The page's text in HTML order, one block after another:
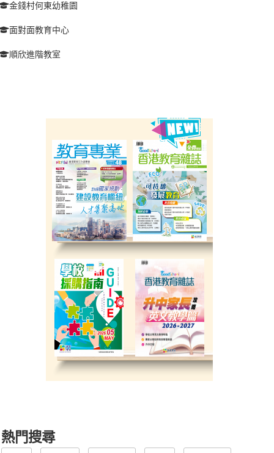
金錢村何東幼稚園
面對面教育中心
順欣進階教室
熱門搜尋